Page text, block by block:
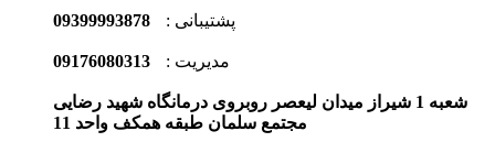
پشتیبانی : 09399993878
مدیریت : 09176080313
شعبه 1 شیراز میدان لیعصر روبروی درمانگاه شهید رضایی
مجتمع سلمان طبقه همکف واحد 11